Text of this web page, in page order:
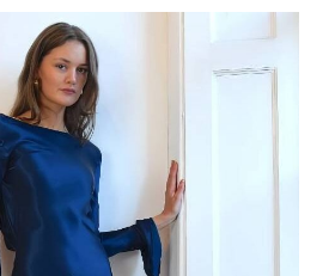
était :
493,99 €.
est :